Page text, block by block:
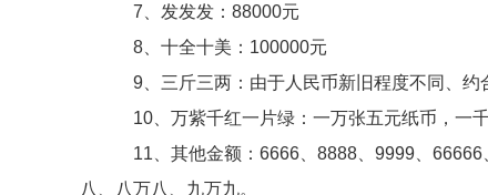
7、发发发：88000元
8、十全十美：100000元
9、三斤三两：由于人民币新旧程度不同、约
10、万紫千红一片绿：一万张五元纸币，一千
11、其他金额：6666、8888、9999、66666
八、八万八、九万九。